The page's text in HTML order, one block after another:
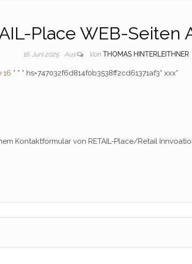
Place WEB-Seiten
16. Juni 2025 Aus Von THOMAS HINTERLEITHNER
16 * * * hs=747032f6d814f0b3538ff2cd61371af3* ххх*
Kontaktformular von RETAIL-Place/Retail